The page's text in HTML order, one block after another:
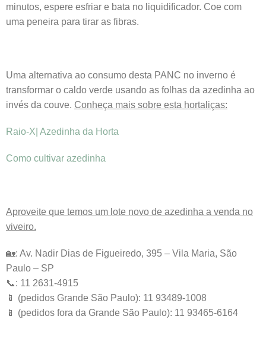
minutos, espere esfriar e bata no liquidificador. Coe com
uma peneira para tirar as fibras.
Uma alternativa ao consumo desta PANC no inverno é
transformar o caldo verde usando as folhas da azedinha ao
invés da couve. Conheça mais sobre esta hortaliças:
Raio-X| Azedinha da Horta
Como cultivar azedinha
Aproveite que temos um lote novo de azedinha a venda no
viveiro.
🏡: Av. Nadir Dias de Figueiredo, 395 – Vila Maria, São
Paulo – SP
📞: 11 2631-4915
📱 (pedidos Grande São Paulo): 11 93489-1008
📱 (pedidos fora da Grande São Paulo): 11 93465-6164